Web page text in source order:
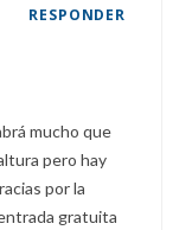
RESPONDER
mucho que
pero hay
por la
gratuita